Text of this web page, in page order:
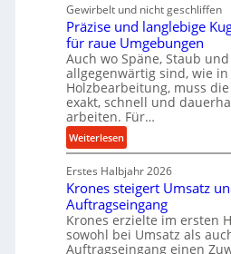
e
i
m
D
r
ü
c
k
p
r
o
z
e
u
g
e
l
g
e
w
i
n
d
e
r
i
e
Gewirbelt und nicht geschliffen
Präzise und langlebige
für raue Umgebungen
Auch wo Späne, Staub
allgegenwärtig sind, wie
Holzbearbeitung, muss
exakt, schnell und
arbeiten. Für…
Weiterlesen:
P
r
ä
z
i
s
Erstes Halbjahr 2026
Krones steigert Umsatz
Auftragseingang
Krones erzielte im ersten
sowohl bei Umsatz als
Auftragseingang einen